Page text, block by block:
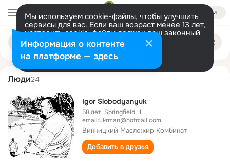
Войти
Мы используем cookie-файлы, чтобы улучшить
сервисы для вас. Если ваш возраст менее 13 лет,
настроить cookie-файлы должен ваш законный
представитель. Больше информации
Разрешить все Настроить
Поиск
людям
igor slobodyanyuk
Люди24
Igor Slobodyanyuk
58 лет, Springfield, IL
email:ukrman@hotmail.com
Винницкий Масложир Комбинат
Добавить в друзья
Информация о контенте
на платформе — здесь